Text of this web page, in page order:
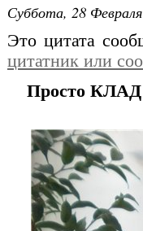
Суббота, 28
Это цитата
цитатник или
Просто КЛАД